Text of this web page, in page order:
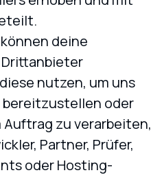
deine
nutzen, um uns
oder
Auftrag zu verarbeiten,
Partner, Prüfer,
oder Hosting-